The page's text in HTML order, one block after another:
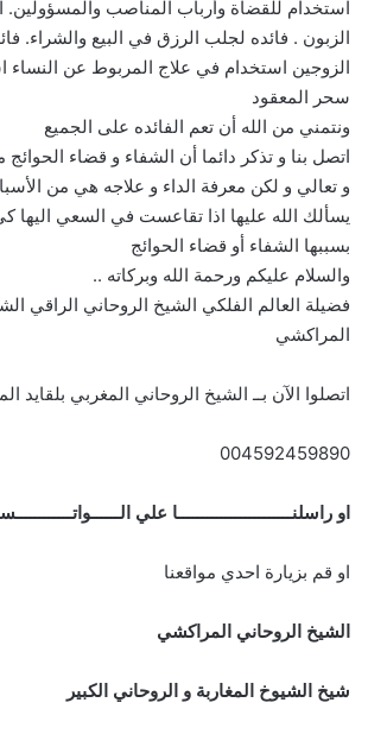
استخدام للقضاة وأرباب المناصب
الزبون . فائده لجلب الرزق في البيع والشراء.
الزوجين استخدام في علاج المربوط عن النساء
سحر المعقود
ونتمني من الله أن تعم الفائده على الجميع
اتصل بنا و تذكر دائما أن الشفاء و قضاء
و تعالي و لكن معرفة الداء و علاجه هي من
يسألك الله عليها اذا تقاعست في السعي اليها
بسببها الشفاء أو قضاء الحوائج
والسلام عليكم ورحمة الله وبركاته ..
فضيلة العالم الفلكي الشيخ الروحاني الراقي
المراكشي
اتصلوا الآن بــ الشيخ الروحاني المغربي بلقايد
004592459890
او راسلنــــــــــــــــــــــــا علي
او قم بزيارة احدي مواقعنا
الشيخ الروحاني المراكشي
شيخ الشيوخ المغاربة و الروحاني الكبير